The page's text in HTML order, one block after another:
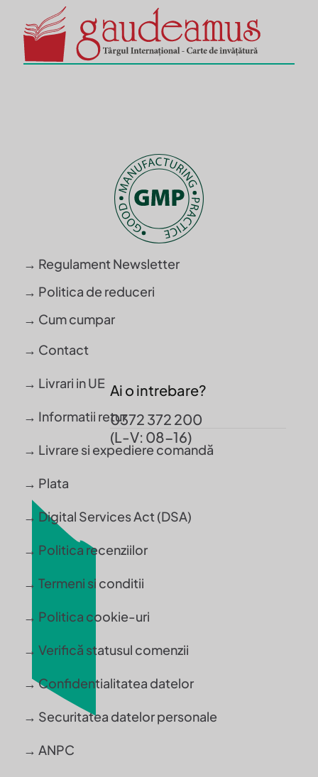
Ai o intrebare?
0372 372 200
(L-V: 08-16)
→ Regulament Newsletter
→ Politica de reduceri
→ Cum cumpar
→ Contact
→ Livrari in UE
→ Informatii retur
→ Livrare si expediere comandă
→ Plata
→ Digital Services Act (DSA)
→ Politica recenziilor
→ Termeni si conditii
→ Politica cookie-uri
→ Verifică statusul comenzii
→ Confidentialitatea datelor
→ Securitatea datelor personale
→ ANPC